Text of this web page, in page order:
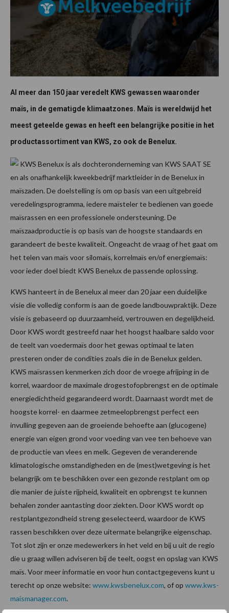
Al meer dan 150 jaar veredelt KWS gewassen waaronder
maïs, in de gematigde klimaatzones. Maïs is wereldwijd het
meest geteelde gewas en heeft een belangrijke positie in het
productassortiment van KWS, zo ook de Benelux.
KWS Benelux is als dochteronderneming van KWS SAAT SE
en als onafhankelijk kweekbedrijf marktleider in de Benelux in
maïszaden. De doelstelling is om op basis van een uitgebreid
veredelingsprogramma, iedere maïsteler te bedienen van goede
maïsrassen en een professionele ondersteuning. De
maïszaadproductie is op basis van de hoogste standaards en
garandeert de beste kwaliteit. Ongeacht de vraag of het gaat om
het telen van maïs voor silomaïs, korrelmaïs en/of energiemaïs:
voor ieder doel biedt KWS Benelux de passende oplossing.
KWS hanteert in de Benelux al meer dan 20 jaar een duidelijke
visie die volledig conform is aan de goede landbouwpraktijk. Deze
visie is gebaseerd op duurzaamheid, vertrouwen en degelijkheid.
Door KWS wordt gestreefd naar het hoogst haalbare saldo voor
de teelt van voedermaïs door het gewas optimaal te laten
presteren onder de condities zoals die in de Benelux gelden.
KWS maïsrassen kenmerken zich door de vroege afrijping in de
korrel, waardoor de maximale drogestofopbrengst en de optimale
energiedichtheid gegarandeerd wordt. Daarnaast wordt met de
hoogste korrel- en daarmee zetmeelopbrengst perfect een
invulling gegeven aan de groeiende behoefte aan (glucogene)
energie van eigen grond voor voeding van vee ten behoeve van
de productie van vlees en melk. Gegeven de veranderende
klimatologische omstandigheden en de (mest)wetgeving is het
belangrijk om te beschikken over een gezonde restplant om op
die manier de juiste rijpheid, kwaliteit en opbrengst te kunnen
behalen zonder aantasting door ziekten. Door KWS wordt op
restplantgezondheid streng geselecteerd, waardoor de KWS
rassen beschikken over deze uitermate belangrijke eigenschap.
Tot slot zijn er onze medewerkers in het veld en bij u uit de regio
die u graag willen adviseren bij de teelt, oogst en opslag van KWS
maïs. Voor meer informatie en voor hun contactgegevens kunt u
terecht op onze website: www.kwsbenelux.com, of op www.kws-
maismanager.com.